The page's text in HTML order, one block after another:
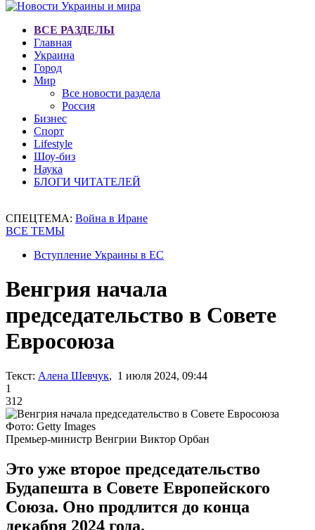
ВСЕ РАЗДЕЛЫ
Главная
Украина
Город
Мир
Все новости раздела
Россия
Бизнес
Спорт
Lifestyle
Шоу-биз
Наука
БЛОГИ ЧИТАТЕЛЕЙ
СПЕЦТЕМА: Война в Иране
ВСЕ ТЕМЫ
Вступление Украины в ЕС
Венгрия начала
председательство в Совете
Евросоюза
Текст: Алена Шевчук, 1 июля 2024, 09:44
1
312
Фото: Getty Images
Премьер-министр Венгрии Виктор Орбан
Это уже второе председательство
Будапешта в Совете Европейского
Союза. Оно продлится до конца
декабря 2024 года.